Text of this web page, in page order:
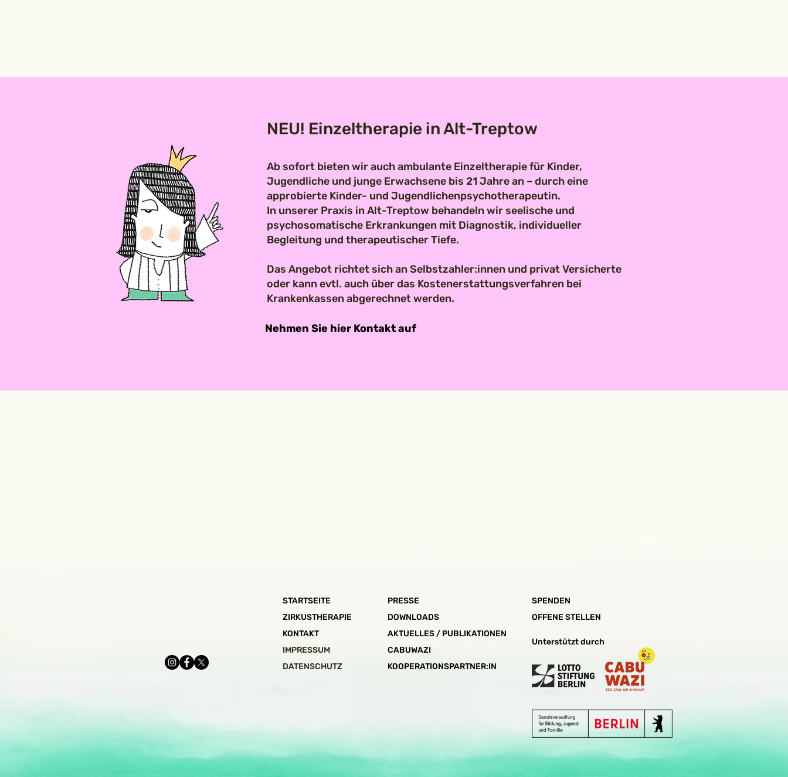
NEU! Einzeltherapie in Alt-Treptow
Ab sofort bieten wir auch ambulante Einzeltherapie für Kinder,
Jugendliche und junge Erwachsene bis 21 Jahre an – durch eine
approbierte Kinder- und Jugendlichenpsychotherapeutin.
In unserer Praxis in Alt-Treptow behandeln wir seelische und
psychosomatische Erkrankungen mit Diagnostik, individueller
Begleitung und therapeutischer Tiefe.
Das Angebot richtet sich an Selbstzahler:innen und privat Versicherte
oder kann evtl. auch über das Kostenerstattungsverfahren bei
Krankenkassen abgerechnet werden.
Nehmen Sie hier Kontakt auf
STARTSEITE
ZIRKUSTHERAPIE
KONTAKT
IMPRESSUM​
DATENSCHUTZ
PRESSE
DOWNLOADS
AKTUELLES / PUBLIKATIONEN
CABUWAZI
KOOPERATIONSPARTNER:IN
SPENDEN
OFFENE STELLEN
Unterstütztdurch